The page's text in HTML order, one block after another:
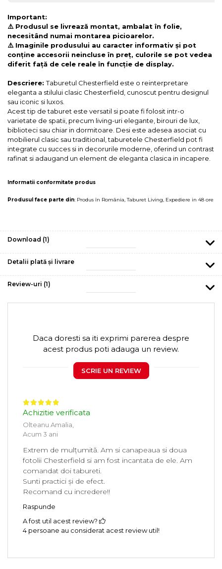
Important:
⚠️ Produsul se livrează montat, ambalat în folie,
necesitând numai montarea picioarelor.
⚠️ Imaginile produsului au caracter informativ și pot
conține accesorii neincluse în preț, culorile se pot vedea
diferit față de cele reale în funcție de display.
Descriere:Taburetul Chesterfield este o reinterpretare
eleganta a stilului clasic Chesterfield, cunoscut pentru designul
sau iconic si luxos.
Acest tip de taburet este versatil si poate fi folosit intr-o
varietate de spatii, precum living-uri elegante, birouri de lux,
biblioteci sau chiar in dormitoare. Desi este adesea asociat cu
mobilierul clasic sau traditional, taburetele Chesterfield pot fi
integrate cu succes si in decorurile moderne, oferind un contrast
rafinat si adaugand un element de eleganta clasica in incapere.
Informatii conformitate produs
Produsul face parte din: Produs în România,Taburet Living, Expediere in 48 ore
Download (1)
Detalii plată și livrare
Review-uri (1)
Daca doresti sa iti exprimi parerea despre
acest produs poti adauga un review.
SCRIE UN REVIEW
Achizitie verificata
Olteanu Amalia,
Acum 3 ani
Extrem de mulțumită. Am si canapeaua si doua
fotolii Chesterfield si am fost incantata de ele. Am
comandat doi tabureti.
Sunti practici și de efect.
Recomand cu incredere!!
Raspunde
A fost util acest review?
4 persoane au considerat acest review util!